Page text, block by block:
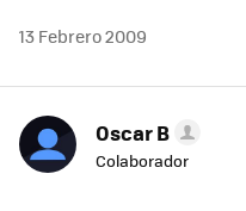
13 Febrero 2009
Oscar B
Colaborador